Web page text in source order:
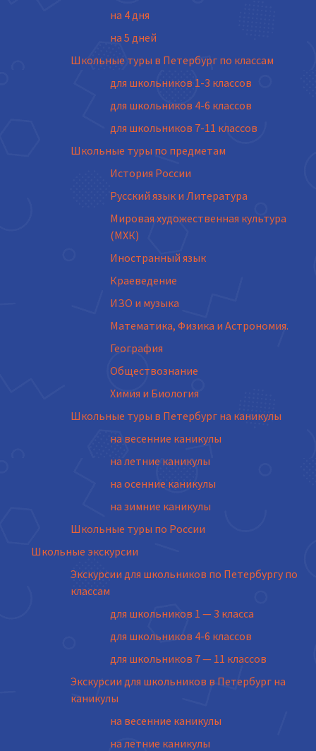
на 4 дня
на 5 дней
Школьные туры в Петербург по классам
для школьников 1-3 классов
для школьников 4-6 классов
для школьников 7-11 классов
Школьные туры по предметам
История России
Русский язык и Литература
Мировая художественная культура
(МХК)
Иностранный язык
Краеведение
ИЗО и музыка
Математика, Физика и Астрономия.
География
Обществознание
Химия и Биология
Школьные туры в Петербург на каникулы
на весенние каникулы
на летние каникулы
на осенние каникулы
на зимние каникулы
Школьные туры по России
Школьные экскурсии
Экскурсии для школьников по Петербургу по
классам
для школьников 1 — 3 класса
для школьников 4-6 классов
для школьников 7 — 11 классов
Экскурсии для школьников в Петербург на
каникулы
на весенние каникулы
на летние каникулы